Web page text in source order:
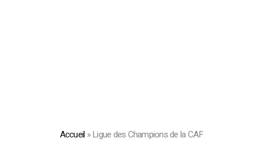
Accueil »Ligue des Champions de la CAF